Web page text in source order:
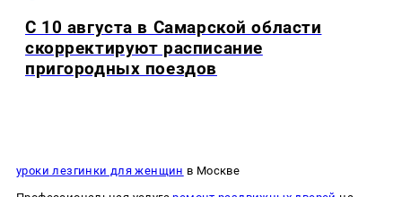
С 10 августа в Самарской области
скорректируют расписание
пригородных поездов
уроки лезгинки для женщин в Москве